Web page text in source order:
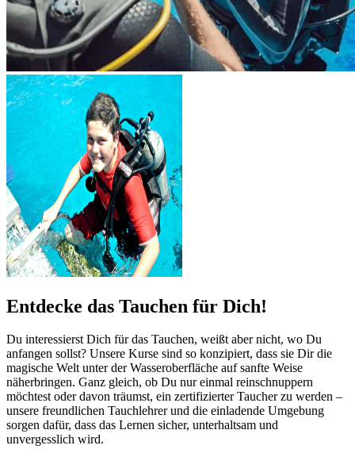
Entdecke das Tauchen für Dich!
Du interessierst Dich für das Tauchen, weißt aber nicht, wo Du
anfangen sollst? Unsere Kurse sind so konzipiert, dass sie Dir die
magische Welt unter der Wasseroberfläche auf sanfte Weise
näherbringen. Ganz gleich, ob Du nur einmal reinschnuppern
möchtest oder davon träumst, ein zertifizierter Taucher zu werden –
unsere freundlichen Tauchlehrer und die einladende Umgebung
sorgen dafür, dass das Lernen sicher, unterhaltsam und
unvergesslich wird.